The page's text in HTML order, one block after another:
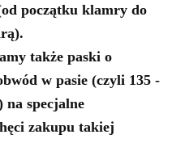
początku klamry do
także paski o
w pasie (czyli 135 -
na specjalne
zakupu takiej